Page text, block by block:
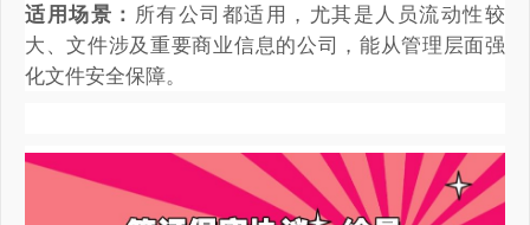
适用场景： 所有公司都适用，尤其是人员流动性较
大、文件涉及重要商业信息的公司，能从管理层面强
化文件安全保障。